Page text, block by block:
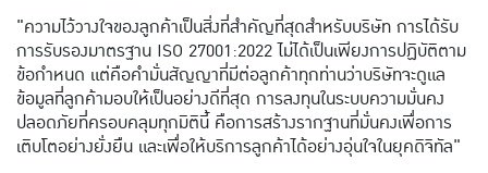
"ความไว้วางใจของลูกค้าเป็นสิ่งที่สำคัญที่สุดสำหรับบริษัท การได้รับ
การรับรองมาตรฐาน ISO 27001:2022 ไม่ได้เป็นเพียงการปฏิบัติตาม
ข้อกำหนด แต่คือคำมั่นสัญญาที่มีต่อลูกค้าทุกท่านว่าบริษัทจะดูแล
ข้อมูลที่ลูกค้ามอบให้เป็นอย่างดีที่สุด การลงทุนในระบบความมั่นคง
ปลอดภัยที่ครอบคลุมทุกมิตินี้ คือการสร้างรากฐานที่มั่นคงเพื่อการ
เติบโตอย่างยั่งยืน และเพื่อให้บริการลูกค้าได้อย่างอุ่นใจในยุคดิจิทัล"